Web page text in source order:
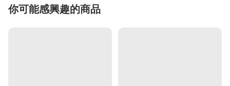
你可能感興趣的商品